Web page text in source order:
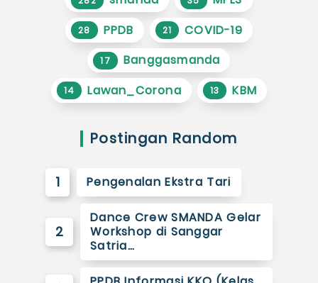
28 PPDB 21 COVID-19
17 Banggasmanda
14 Lawan_Corona 13 KBM
Postingan Random
1 Pengenalan Ekstra Tari
2
Dance Crew SMANDA Gelar
Workshop di Sanggar
Satria…